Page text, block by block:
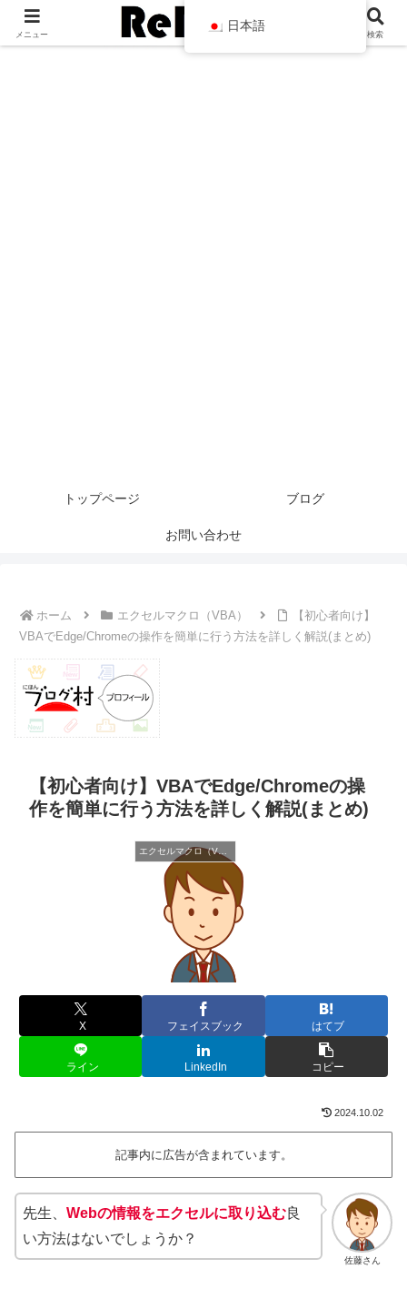
トップページ ブログ
お問い合わせ
ホーム エクセルマクロ（VBA）
【初心者向け】
VBAでEdge/Chromeの操作を簡単に行う方法を詳しく解説(まとめ)
【初心者向け】VBAでEdge/Chromeの操
作を簡単に行う方法を詳しく解説(まとめ)
X フェイスブック はてブ
ライン LinkedIn コピー
2024.10.02
記事内に広告が含まれています。
佐藤さん
先生、 Webの情報をエクセルに取り込む良
い方法はないでしょうか？
メニュー 検索
日本語